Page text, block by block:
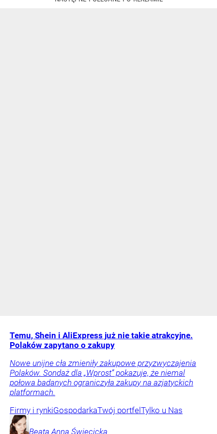
Temu, Shein i AliExpress już nie takie atrakcyjne.
Polaków zapytano o zakupy
Nowe unijne cła zmieniły zakupowe przyzwyczajenia
Polaków. Sondaż dla „Wprost” pokazuje, że niemal
połowa badanych ograniczyła zakupy na azjatyckich
platformach.
Firmy i rynkiGospodarkaTwój portfel Tylko u Nas
Beata Anna Święcicka